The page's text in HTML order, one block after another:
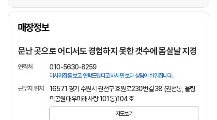
매장정보
상호명
문난 곳으로 어디서도 경험하지 못한 갯수에 몸살날 지경
연락처 010-5630-8259
마사지잡를 보고 연락드렸다고 하시면 보다 상담이 쉬워집니다.
근무지 위치
16571 경기 수원시 권선구 효원로230번길 38 (권선동, 올림
픽공원대우미래사랑 101동)104호
지도보기